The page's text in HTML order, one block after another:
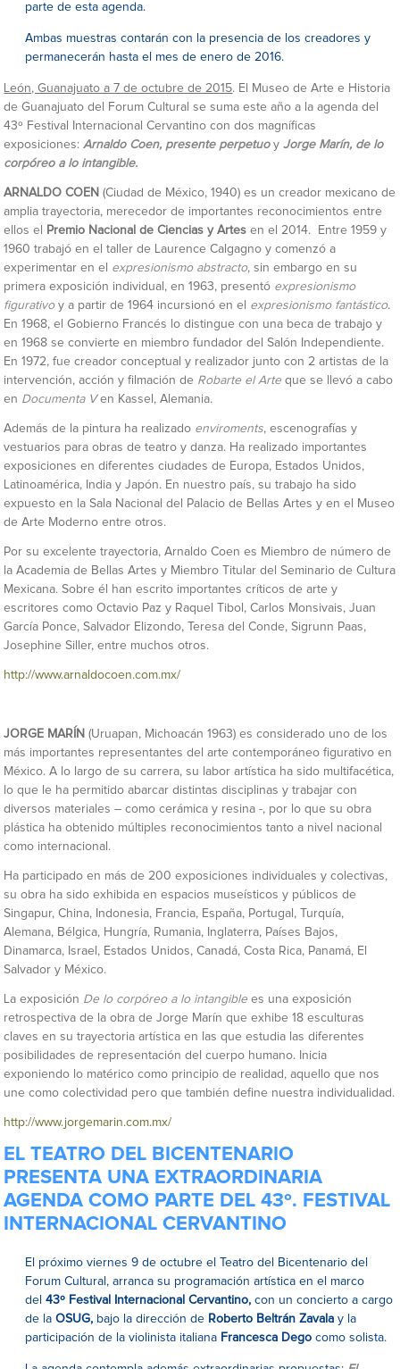
parte de esta agenda.
Ambas muestras contarán con la presencia de los creadores y
permanecerán hasta el mes de enero de 2016.
León, Guanajuato a 7 de octubre de 2015. El Museo de Arte e Historia
de Guanajuato del Forum Cultural se suma este año a la agenda del
43º Festival Internacional Cervantino con dos magníficas
exposiciones:Arnaldo Coen, presente perpetuoyJorge Marín, de lo
corpóreo a lo intangible.
ARNALDO COEN(Ciudad de México, 1940) es un creador mexicano de
amplia trayectoria, merecedor de importantes reconocimientos entre
ellos el
Premio Nacional de Ciencias y Artes en el 2014. Entre 1959 y
1960 trabajó en el taller de Laurence Calgagno y comenzó a
experimentar en el expresionismo abstracto, sin embargo en su
primera exposición individual, en 1963, presentó expresionismo
figurativoy a partir de 1964 incursionó en el expresionismo fantástico.
En 1968, el Gobierno Francés lo distingue con una beca de trabajo y
en 1968 se convierte en miembro fundador del Salón Independiente.
En 1972, fue creador conceptual y realizador junto con 2 artistas de la
intervención, acción y filmación de Robarte el Arte que se llevó a cabo
en Documenta Ven Kassel, Alemania.
Además de la pintura ha realizado enviroments, escenografías y
vestuarios para obras de teatro y danza. Ha realizado importantes
exposiciones en diferentes ciudades de Europa, Estados Unidos,
Latinoamérica, India y Japón. En nuestro país, su trabajo ha sido
expuesto en la Sala Nacional del Palacio de Bellas Artes y en el Museo
de Arte Moderno entre otros.
Por su excelente trayectoria, Arnaldo Coen es Miembro de número de
la Academia de Bellas Artes y Miembro Titular del Seminario de Cultura
Mexicana. Sobre él han escrito importantes críticos de arte y
escritores como Octavio Paz y Raquel Tibol, Carlos Monsivais, Juan
García Ponce, Salvador Elizondo, Teresa del Conde, Sigrunn Paas,
Josephine Siller, entre muchos otros.
http://www.arnaldocoen.com.mx/
JORGE MARÍN (Uruapan, Michoacán 1963) es considerado uno de los
más importantes representantes del arte contemporáneo figurativo en
México. A lo largo de su carrera, su labor artística ha sido multifacética,
lo que le ha permitido abarcar distintas disciplinas y trabajar con
diversos materiales – como cerámica y resina -, por lo que su obra
plástica ha obtenido múltiples reconocimientos tanto a nivel nacional
como internacional.
Ha participado en más de 200 exposiciones individuales y colectivas,
su obra ha sido exhibida en espacios museísticos y públicos de
Singapur, China, Indonesia, Francia, España, Portugal, Turquía,
Alemana, Bélgica, Hungría, Rumania, Inglaterra, Países Bajos,
Dinamarca, Israel, Estados Unidos, Canadá, Costa Rica, Panamá, El
Salvador y México.
La exposición De lo corpóreo a lo intangible es una exposición
retrospectiva de la obra de Jorge Marín que exhibe 18 esculturas
claves en su trayectoria artística en las que estudia las diferentes
posibilidades de representación del cuerpo humano. Inicia
exponiendo lo matérico como principio de realidad, aquello que nos
une como colectividad pero que también define nuestra individualidad.
http://www.jorgemarin.com.mx/
EL TEATRO DEL BICENTENARIO
PRESENTA UNA EXTRAORDINARIA
AGENDA COMO PARTE DEL 43º. FESTIVAL
INTERNACIONAL CERVANTINO
El próximo viernes 9 de octubre el Teatro del Bicentenario del
Forum Cultural, arranca su programación artística en el marco
del43º Festival Internacional Cervantino, con un concierto a cargo
de la OSUG, bajo la dirección de Roberto Beltrán Zavalay la
participación de la violinista italiana Francesca Dego como solista.